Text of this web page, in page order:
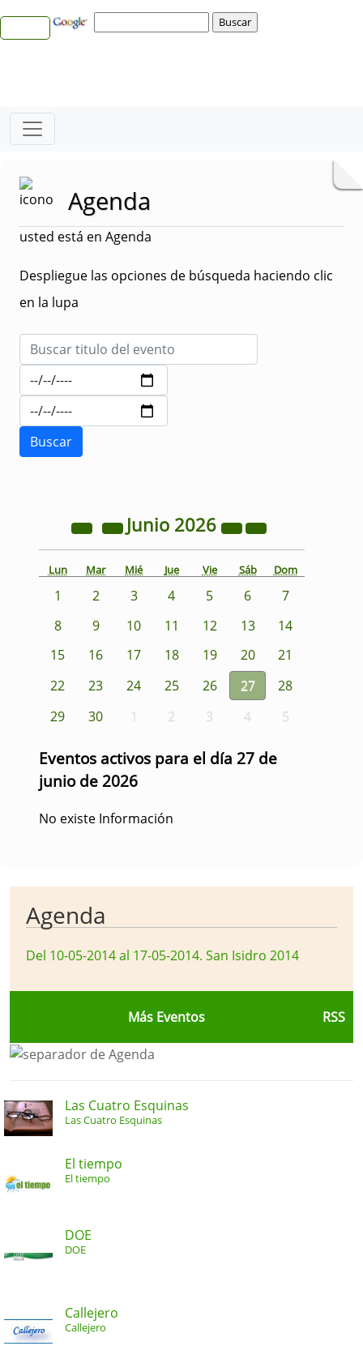
Agenda
usted está en Agenda
Despliegue las opciones de búsqueda haciendo clic
en la lupa
Junio 2026
Lun Mar Mié Jue Vie Sáb Dom
1 2 3 4 5 6
7
8
9 10 11 12 13
14
15
16 17 18 19 20
21
22
23 24 25 26 27
28
29
30 1 2 3 4 5
Eventos activos para el día 27 de
junio de 2026
No existe Información
Agenda
Del 10-05-2014 al 17-05-2014. San Isidro 2014
Más Eventos RSS
Las Cuatro Esquinas
Las Cuatro Esquinas
El tiempo
El tiempo
DOE
DOE
Callejero
Callejero